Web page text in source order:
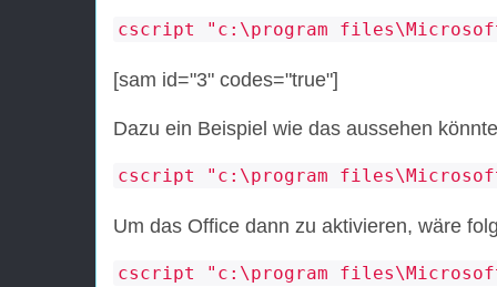
cscript "c:\program files\Microsoft
[sam id="3" codes="true"]
Dazu ein Beispiel wie das aussehen
cscript "c:\program
Um das Office dann zu aktivieren, wäre
cscript "c:\program files\Microsoft